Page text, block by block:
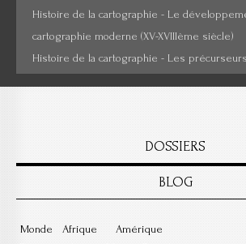
Histoire de la cartographie - Le
cartographie moderne (XV-XVIIIème siècle)
Histoire de la cartographie - Les précurseurs
DOSSIERS
BLOG
Monde
Afrique
Amérique